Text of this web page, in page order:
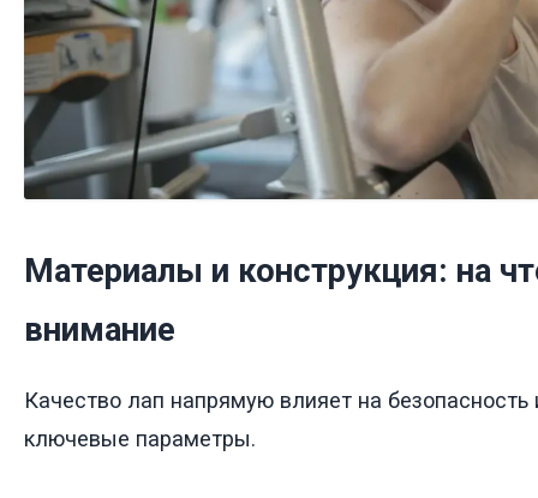
Материалы и конструкция: на
внимание
Качество лап напрямую влияет на безопасность
ключевые параметры.